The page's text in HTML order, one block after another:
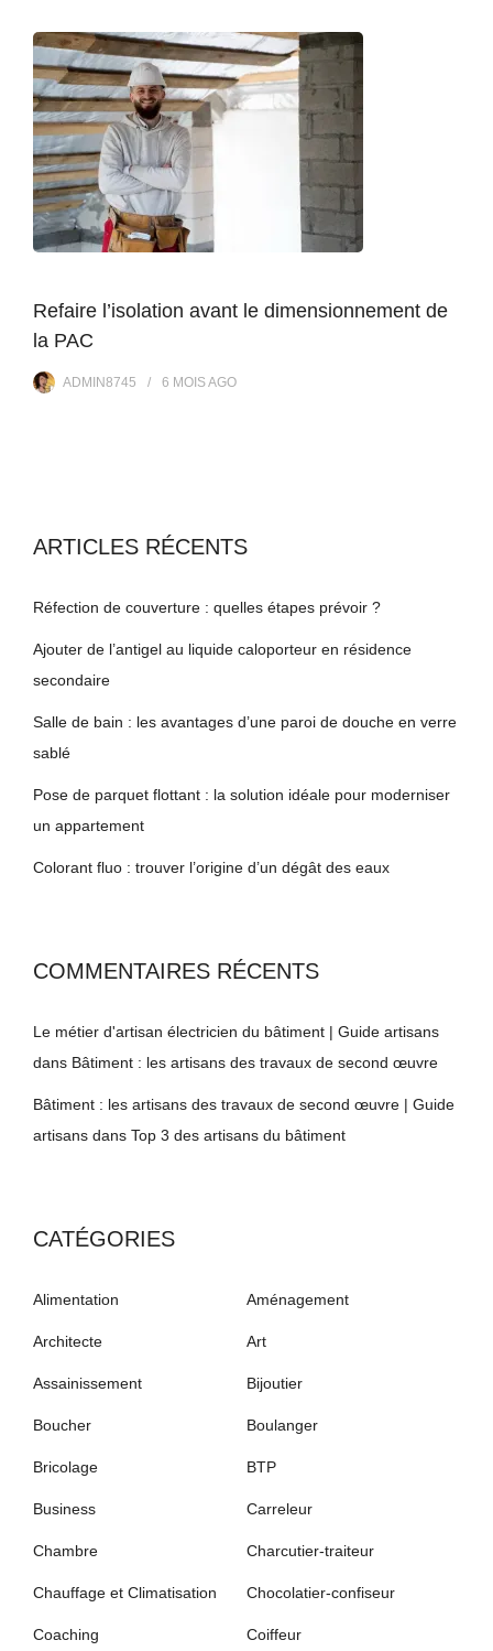
Refaire l’isolation avant le dimensionnement de
la PAC
ADMIN8745 6 MOISAGO
ARTICLES RÉCENTS
Réfection de couverture : quelles étapes prévoir ?
Ajouter de l’antigel au liquide caloporteur en résidence
secondaire
Salle de bain : les avantages d’une paroi de douche en verre
sablé
Pose de parquet flottant : la solution idéale pour moderniser
un appartement
Colorant fluo : trouver l’origine d’un dégât des eaux
COMMENTAIRES RÉCENTS
Le métier d'artisan électricien du bâtiment | Guide artisans
dans Bâtiment : les artisans des travaux de second œuvre
Bâtiment : les artisans des travaux de second œuvre | Guide
artisans dans Top 3 des artisans du bâtiment
CATÉGORIES
Alimentation Aménagement
Architecte Art
Assainissement Bijoutier
Boucher Boulanger
Bricolage BTP
Business Carreleur
Chambre Charcutier-traiteur
Chauffage et Climatisation Chocolatier-confiseur
Coaching Coiffeur